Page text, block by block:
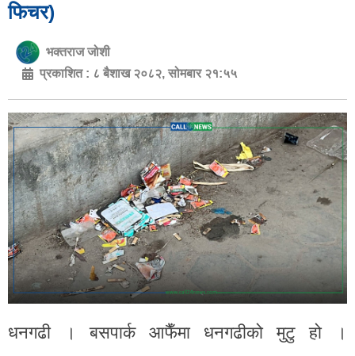
फिचर)
भक्तराज जोशी
प्रकाशित : ८ बैशाख २०८२, सोमबार २१:५५
धनगढी । बसपार्क आफैँमा धनगढीको मुटु हो ।